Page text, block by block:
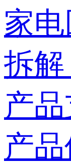
家
拆解
产
产